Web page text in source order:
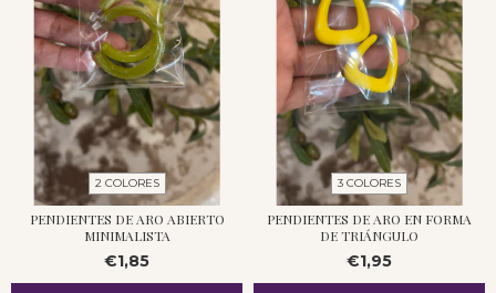
2 COLORES
PENDIENTES DE ARO ABIERTO
MINIMALISTA
€1,85
3 COLORES
PENDIENTES DE ARO EN FORMA
DE TRIÁNGULO
€1,95